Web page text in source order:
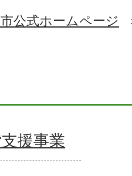
公式ホームページ
援事業